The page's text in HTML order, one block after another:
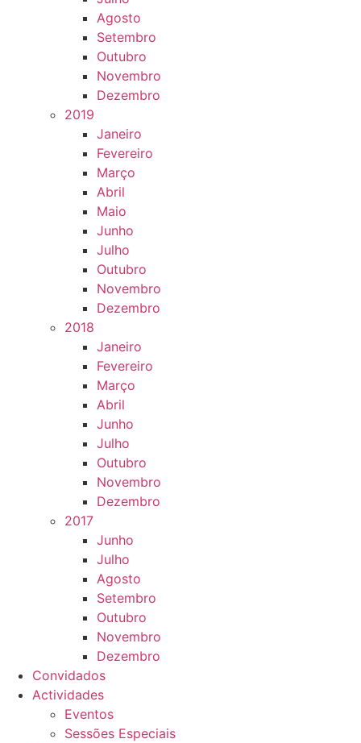
Agosto
Setembro
Outubro
Novembro
Dezembro
2019
Janeiro
Fevereiro
Março
Abril
Maio
Junho
Julho
Outubro
Novembro
Dezembro
2018
Janeiro
Fevereiro
Março
Abril
Junho
Julho
Outubro
Novembro
Dezembro
2017
Junho
Julho
Agosto
Setembro
Outubro
Novembro
Dezembro
Convidados
Actividades
Eventos
Sessões Especiais